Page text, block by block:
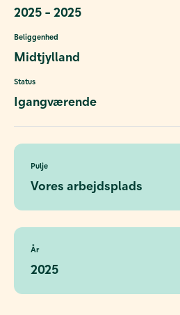
2025 - 2025
Beliggenhed
Midtjylland
Status
Igangværende
Pulje
Vores arbejdsplads
År
2025